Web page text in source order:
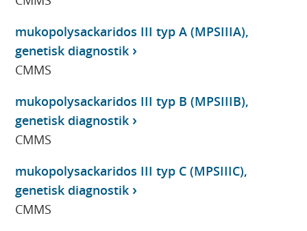
mukopolysackaridos III typ A (MPSIIIA),
genetisk diagnostik
CMMS
mukopolysackaridos III typ B (MPSIIIB),
genetisk diagnostik
CMMS
mukopolysackaridos III typ C (MPSIIIC),
genetisk diagnostik
CMMS